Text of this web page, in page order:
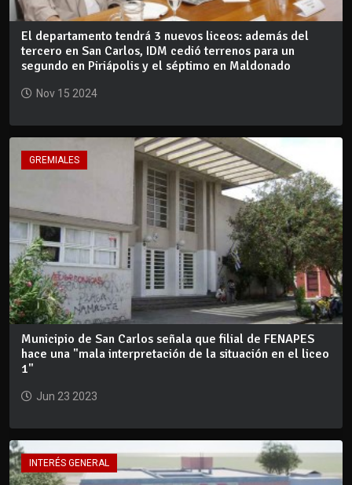
El departamento tendrá 3 nuevos liceos: además del
tercero en San Carlos, IDM cedió terrenos para un
segundo en Piriápolis y el séptimo en Maldonado
Nov 15 2024
GREMIALES
Municipio de San Carlos señala que filial de FENAPES
hace una "mala interpretación de la situación en el liceo
1"
Jun 23 2023
INTERÉS GENERAL